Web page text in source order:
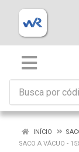
INÍCIO
SACO A VÁCUO -